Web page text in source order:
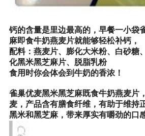
钙的含量是里边最高的，早餐一小袋
麻即食牛奶燕麦片就能够轻松补钙，
配料：燕麦片、膨化大米粉、白砂糖
化黑米黑芝麻片、脱脂乳粉
食用时你会体会到牛奶的香浓！
雀巢优麦黑米黑芝麻既食牛奶燕麦片
麦，产品含有膳食纤维，有助于维持
黑米和黑芝麻，带来厚实有嚼劲的口感